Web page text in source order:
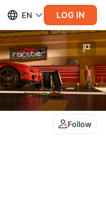
EN LOG IN
Follow